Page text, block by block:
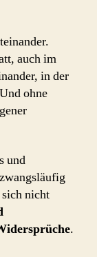
auch im
in der
ohne
und
nicht
.